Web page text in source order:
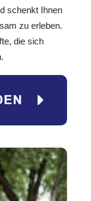
schenkt Ihnen
zu erleben.
die sich